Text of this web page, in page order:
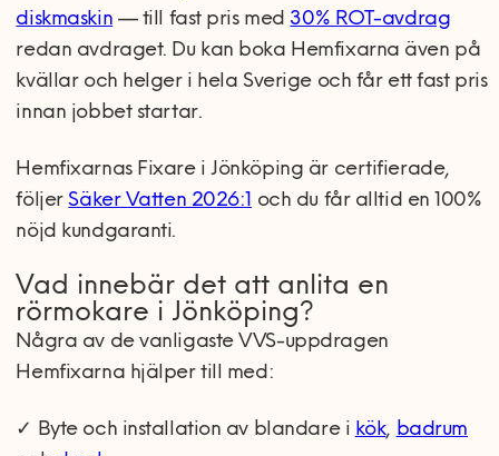
diskmaskin — till fast pris med 30% ROT-avdrag
redan avdraget. Du kan boka Hemfixarna även på
kvällar och helger i hela Sverige och får ett fast pris
innan jobbet startar.
Hemfixarnas Fixare i Jönköping är certifierade,
följerSäker Vatten 2026:1 och du får alltid en 100%
nöjd kundgaranti.
Vad innebär det att anlita en
rörmokare i Jönköping?
Några av de vanligaste VVS-uppdragen
Hemfixarna hjälper till med:
✓ Byte och installation av blandare i kök, badrum